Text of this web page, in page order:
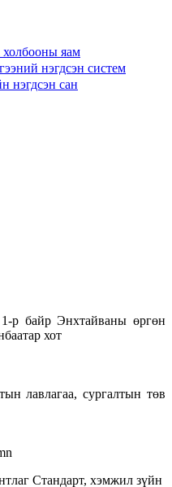
яам
нэгдсэн систем
нэгдсэн сан
р байр Энхтайваны өргөн
хот
лавлагаа, сургалтын төв
Стандарт, хэмжил зүйн